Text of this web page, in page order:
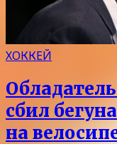
ХОККЕЙ
сбил
на